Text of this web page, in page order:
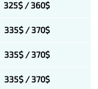
325$ / 360$
335$ / 370$
335$ / 370$
335$ / 370$